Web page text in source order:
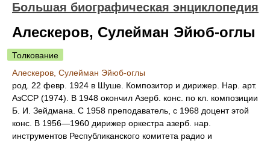
Большая биографическая энциклопедия
Алескеров, Сулейман Эйюб-оглы
Толкование
Алескеров, Сулейман Эйюб-оглы
род. 22 февр. 1924 в Шуше. Композитор и дирижер. Нар. арт.
АзССР (1974). В 1948 окончил Азерб. конс. по кл. композиции
Б. И. Зейдмана. С 1958 преподаватель, с 1968 доцент этой
конс. В 1956—1960 дирижер оркестра азерб. нар.
инструментов Республиканского комитета радио и